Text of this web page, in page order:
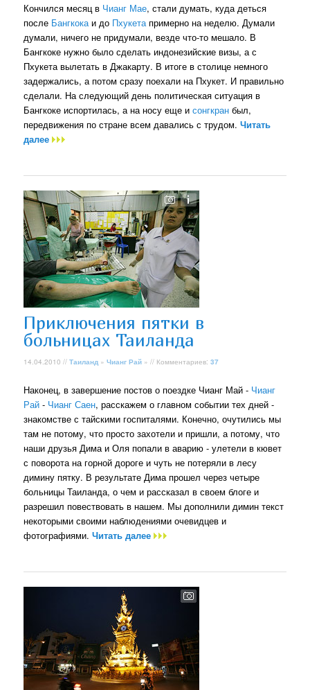
Кончился месяц в Чианг Мае, стали думать, куда деться
после Бангкока и до Пхукета примерно на неделю. Думали
думали, ничего не придумали, везде что-то мешало. В
Бангкоке нужно было сделать индонезийские визы, а с
Пхукета вылетать в Джакарту. В итоге в столице немного
задержались, а потом сразу поехали на Пхукет. И правильно
сделали. На следующий день политическая ситуация в
Бангкоке испортилась, а на носу еще исонгкран был,
передвижения по стране всем давались с трудом.Читать
далее
Приключения пятки в
больницах Таиланда
14.04.2010 //Таиланд »Чианг Рай » // Комментариев:37
Наконец, в завершение постов о поездке Чианг Май - Чианг
Рай - Чианг Саен, расскажем о главном событии тех дней -
знакомстве с тайскими госпиталями. Конечно, очутились мы
там не потому, что просто захотели и пришли, а потому, что
наши друзья Дима и Оля попали в аварию - улетели в кювет
с поворота на горной дороге и чуть не потеряли в лесу
димину пятку. В результате Дима прошел через четыре
больницы Таиланда, о чем и рассказал в своем блоге и
разрешил повествовать в нашем. Мы дополнили димин текст
некоторыми своими наблюдениями очевидцев и
фотографиями.Читать далее